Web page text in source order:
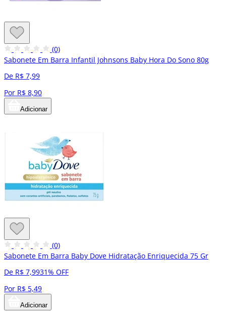
(0)
Sabonete Em Barra Infantil Johnsons Baby Hora Do Sono 80g
De R$ 7,99
Por R$ 8,90
Adicionar
(0)
Sabonete Em Barra Baby Dove Hidratação Enriquecida 75 Gr
De R$ 7,9931% OFF
Por R$ 5,49
Adicionar